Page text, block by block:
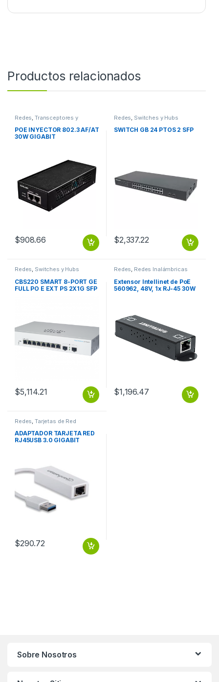
Productos relacionados
Redes ,Transceptores y
Convertidores
POE INYECTOR 802.3 AF/AT
30W GIGABIT
$908.66
Redes Switches y Hubs
SWITCH GB 24 PTOS 2 SFP
$2,337.22
Redes, Switches y Hubs
CBS220 SMART 8-PORT GE
FULL PO E EXT PS 2X1G SFP
$5,114.21
Redes, Redes Inalámbricas
Extensor Intellinet de PoE
560962, 48V, 1x RJ-45 30W
$1,196.47
Redes ,Tarjetas de Red
ADAPTADOR TARJETA RED
RJ45USB 3.0 GIGABIT
$290.72
Sobre Nosotros